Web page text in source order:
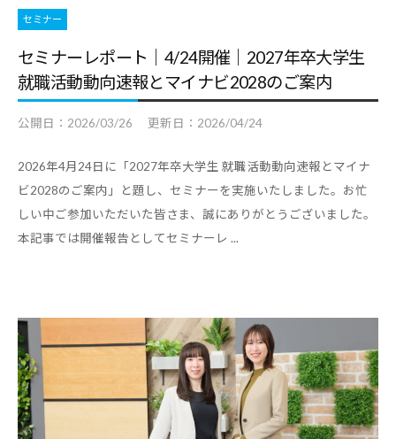
セミナー
セミナーレポート｜4/24開催｜2027年卒大学生
就職活動動向速報とマイナビ2028のご案内
公開日： 2026/03/26 更新日： 2026/04/24
2026年4月24日に「2027年卒大学生 就職活動動向速報とマイナ
ビ2028のご案内」と題し、セミナーを実施いたしました。お忙
しい中ご参加いただいた皆さま、誠にありがとうございました。
本記事では開催報告としてセミナーレ ...